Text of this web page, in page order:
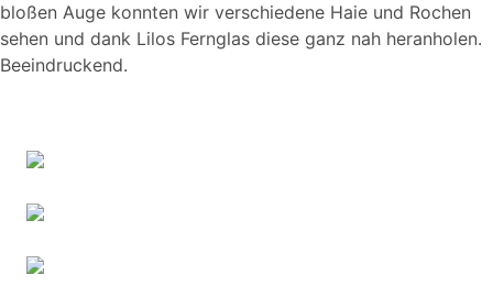
bloßen Auge konnten wir verschiedene Haie und Rochen
sehen und dank Lilos Fernglas diese ganz nah heranholen.
Beeindruckend.